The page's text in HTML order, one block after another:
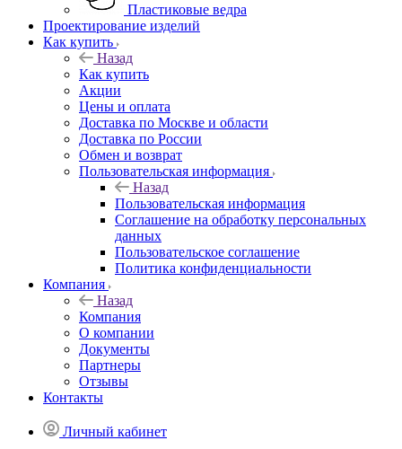
Пластиковые ведра
Проектирование изделий
Как купить
Назад
Как купить
Акции
Цены и оплата
Доставка по Москве и области
Доставка по России
Обмен и возврат
Пользовательская информация
Назад
Пользовательская информация
Соглашение на обработку персональных
данных
Пользовательское соглашение
Политика конфиденциальности
Компания
Назад
Компания
О компании
Документы
Партнеры
Отзывы
Контакты
Личный кабинет